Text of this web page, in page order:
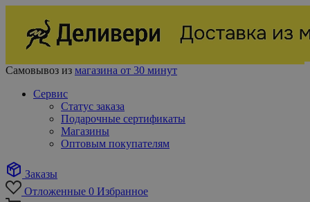
Самовывоз из магазина от 30 минут
Сервис
Статус заказа
Подарочные сертификаты
Магазины
Оптовым покупателям
Заказы
Отложенные 0 Избранное